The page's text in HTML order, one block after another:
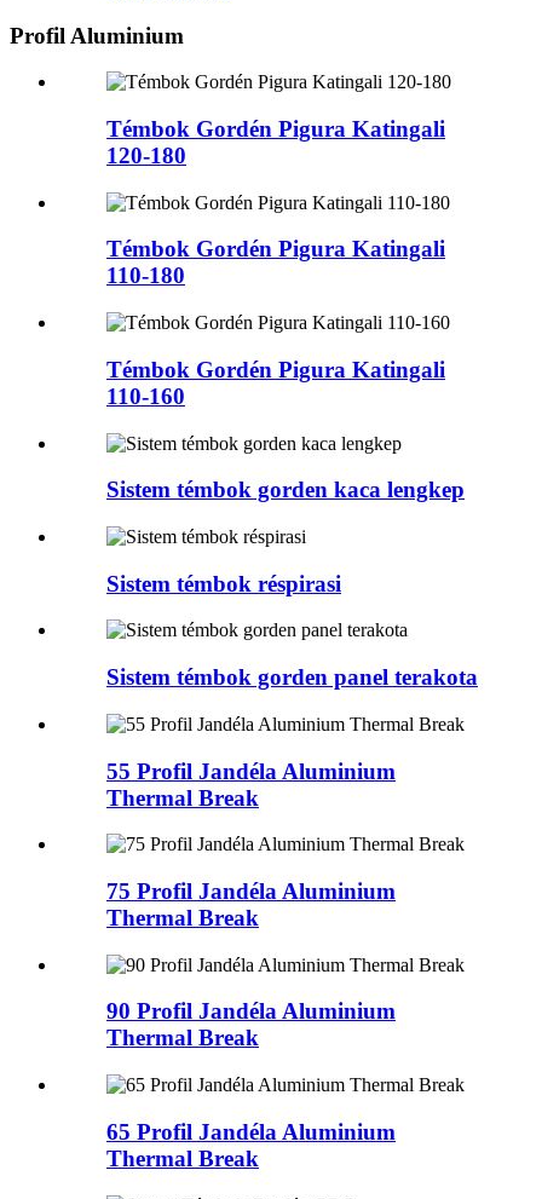
Profil Aluminium
Témbok Gordén Pigura Katingali
120-180
Témbok Gordén Pigura Katingali
110-180
Témbok Gordén Pigura Katingali
110-160
Sistem témbok gorden kaca lengkep
Sistem témbok réspirasi
Sistem témbok gorden panel terakota
55 Profil Jandéla Aluminium
Thermal Break
75 Profil Jandéla Aluminium
Thermal Break
90 Profil Jandéla Aluminium
Thermal Break
65 Profil Jandéla Aluminium
Thermal Break